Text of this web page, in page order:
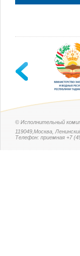
© Исполнительный
119049,Москва,
Телефон: приемная +7